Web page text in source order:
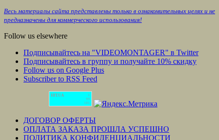
Весь материалы сайта представлены только в ознакомительных целях и не
предназначены для коммерческого использования!
Follow us elsewhere
Подписывайтесь на "VIDEOMONTAGER" в Twitter
Подписывайтесь в группу и получайте 10% скидку
Follow us on Google Plus
Subscriber to RSS Feed
HIT.UA
1
99
101
ДОГОВОР ОФЕРТЫ
ОПЛАТА ЗАКАЗА ПРОШЛА УСПЕШНО
ПОЛИТИКА КОНФИДЕНЦИАЛЬНОСТИ